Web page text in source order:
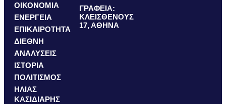
ΟΙΚΟΝΟΜΙΑ
ΕΝΕΡΓΕΙΑ
ΕΠΙΚΑΙΡΟΤΗΤΑ
ΔΙΕΘΝΗ
ΑΝΑΛΥΣΕΙΣ
ΙΣΤΟΡΙΑ
ΠΟΛΙΤΙΣΜΟΣ
ΗΛΙΑΣ
ΚΑΣΙΔΙΑΡΗΣ
ΓΡΑΦΕΙΑ:
ΚΛΕΙΣΘΕΝΟΥΣ
17, ΑΘΗΝΑ